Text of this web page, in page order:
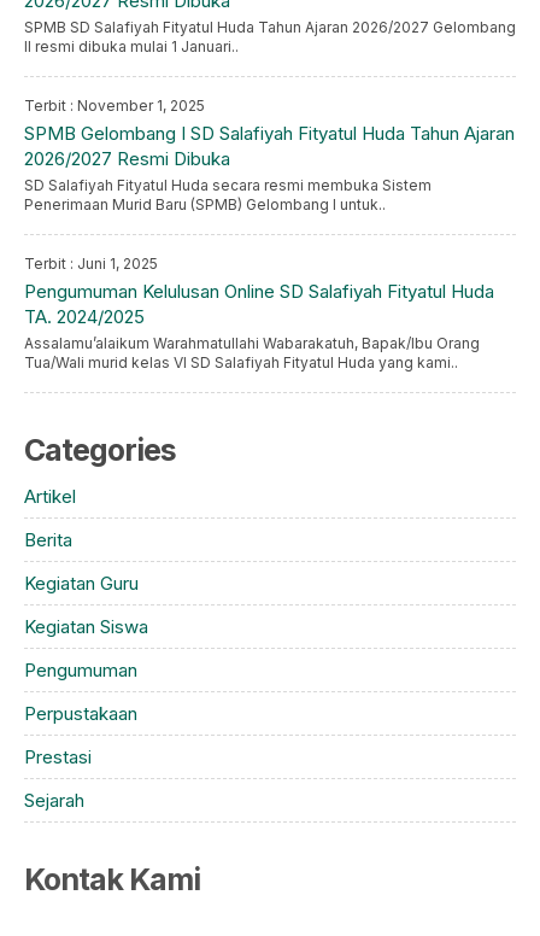
SPMB SD Salafiyah Fityatul Huda Tahun Ajaran 2026/2027 Gelombang
II resmi dibuka mulai 1 Januari..
Terbit : November 1, 2025
SPMB Gelombang I SD Salafiyah Fityatul Huda Tahun Ajaran
2026/2027 Resmi Dibuka
SD Salafiyah Fityatul Huda secara resmi membuka Sistem
Penerimaan Murid Baru (SPMB) Gelombang I untuk..
Terbit : Juni 1, 2025
Pengumuman Kelulusan Online SD Salafiyah Fityatul Huda
TA. 2024/2025
Assalamu’alaikum Warahmatullahi Wabarakatuh, Bapak/Ibu Orang
Tua/Wali murid kelas VI SD Salafiyah Fityatul Huda yang kami..
Categories
Artikel
Berita
Kegiatan Guru
Kegiatan Siswa
Pengumuman
Perpustakaan
Prestasi
Sejarah
Kontak Kami